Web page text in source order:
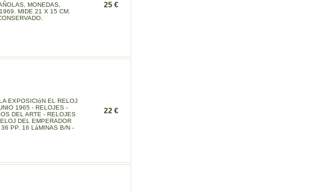
MONEDAS,
MIDE 21 X 15 CM.
25 €
EXPOSICIóN EL RELOJ
1965 - RELOJES -
DEL ARTE - RELOJES
DEL EMPERADOR
PP. 16 LáMINAS B/N -
22 €